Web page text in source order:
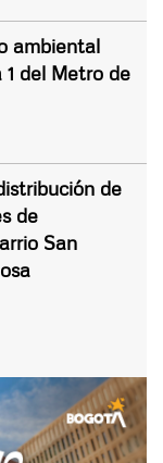
ambiental
1 del Metro de
de
de
San